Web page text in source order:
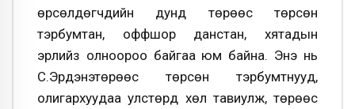
өрсөлдөгчдийн дунд төрөөс төрсөн
тэрбумтан, оффшор данстан, хятадын
эрлийз олноороо байгаа юм байна. Энэ нь
С.Эрдэнэтөрөөс төрсөн тэрбумтнууд,
олигархуудаа улстөрд хөл тавиулж, төрөөс